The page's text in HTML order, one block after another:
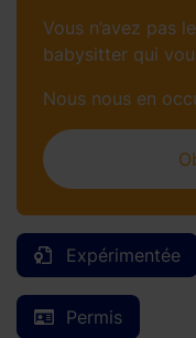
Expérimentée
Permis
Vous n’avez pas
babysitter qui
Nous nous en